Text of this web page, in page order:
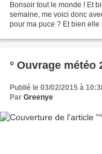
Bonsoir tout le monde ! Et
semaine, me voici donc
pour ma puce ? Et bien
° Ouvrage météo
Publié le 03/02/2015 à
Par Greenye